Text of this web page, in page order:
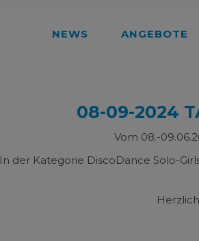
NEWS ANGEBOTE
08-09-2024
Vom 08.-
In der Kategorie DiscoDance Solo-